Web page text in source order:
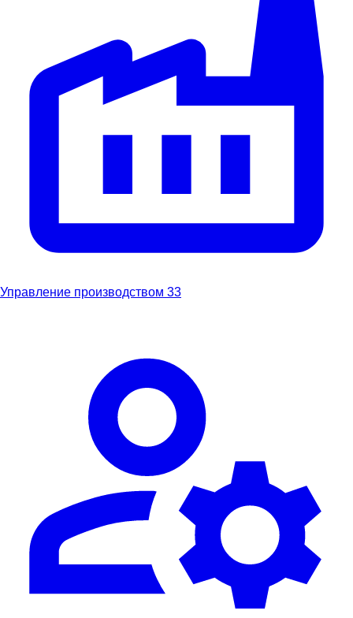
Управление производством 33